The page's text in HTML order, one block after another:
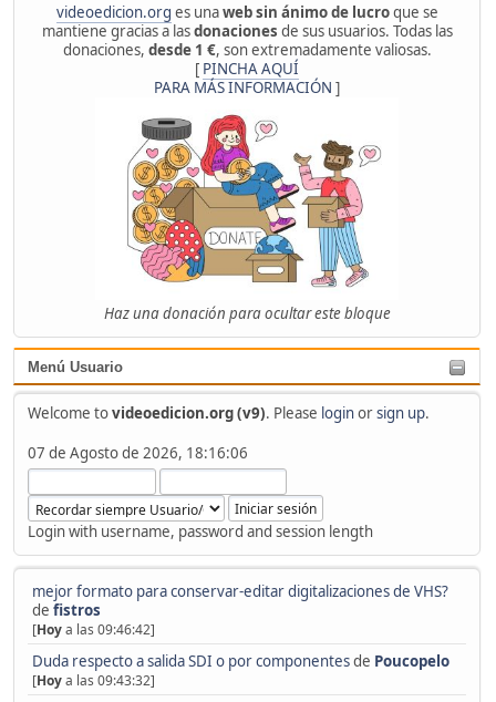
videoedicion.org es unaweb sin ánimo de lucroque se
mantiene gracias a lasdonaciones de sus usuarios. Todas las
donaciones, desde 1 €, son extremadamente valiosas.
[ PINCHA AQUÍ
PARA MÁS INFORMACIÓN ]
Haz una donación para ocultar este bloque
Menú Usuario
Welcome tovideoedicion.org (v9). Please loginorsign up.
07 de Agosto de 2026, 18:16:06
Login with username, password and session length
mejor formato para conservar-editar digitalizaciones de VHS?
de fistros
[Hoya las 09:46:42]
Duda respecto a salida SDI o por componentesde Poucopelo
[Hoya las 09:43:32]